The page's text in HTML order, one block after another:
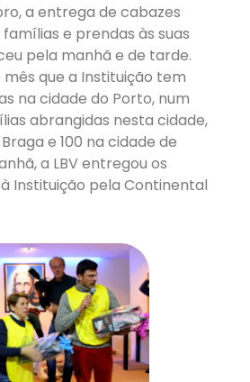
a entrega de cabazes
e prendas às suas
pela manhã e de tarde.
mês que a Instituição tem
na cidade do Porto, num
abrangidas nesta cidade,
e 100 na cidade de
a LBV entregou os
Instituição pela Continental